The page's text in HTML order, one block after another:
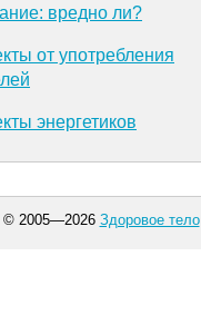
вредно ли?
от употребления
энергетиков
© 2005—2026 Здоровое тело